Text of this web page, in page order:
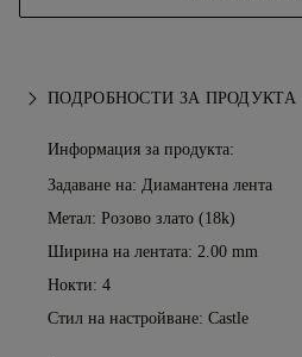
ПОДРОБНОСТИ ЗА ПРОДУКТА
Информация за продукта:
Задаване на: Диамантена лента
Метал: Розово злато (18k)
Ширина на лентата: 2.00 mm
Нокти: 4
Стил на настройване: Castle